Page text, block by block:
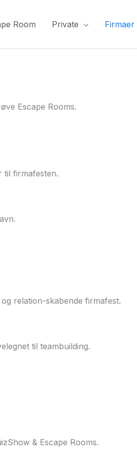
Room Private Firmaer
Escape Rooms.
til firmafesten.
relation-skabende firmafest.
til teambuilding.
& Escape Rooms.